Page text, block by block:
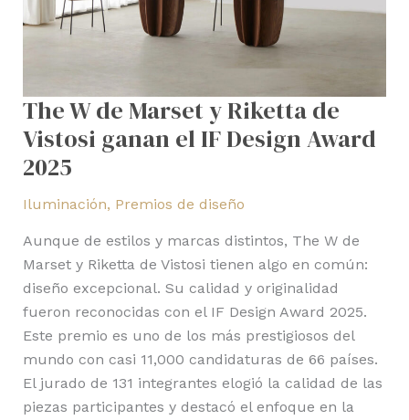
The W de Marset y Riketta de
Vistosi ganan el IF Design Award
2025
Iluminación, Premios de diseño
Aunque de estilos y marcas distintos, The W de
Marset y Riketta de Vistosi tienen algo en común:
diseño excepcional. Su calidad y originalidad
fueron reconocidas con el IF Design Award 2025.
Este premio es uno de los más prestigiosos del
mundo con casi 11,000 candidaturas de 66 países.
El jurado de 131 integrantes elogió la calidad de las
piezas participantes y destacó el enfoque en la
IF
2025